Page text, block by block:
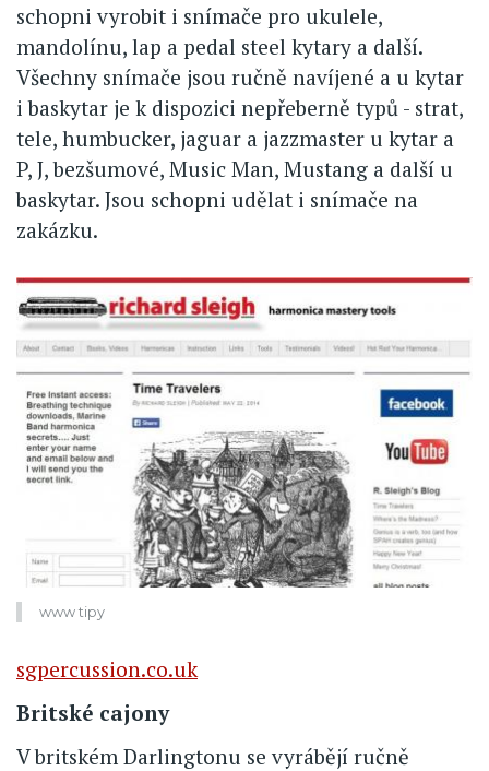
schopni vyrobit i snímače pro ukulele,
mandolínu, lap a pedal steel kytary a další.
Všechny snímače jsou ručně navíjené a u kytar
i baskytar je k dispozici nepřeberně typů - strat,
tele, humbucker, jaguar a jazzmaster u kytar a
P, J, bezšumové, Music Man, Mustang a další u
baskytar. Jsou schopni udělat i snímače na
zakázku.
www tipy
sgpercussion.co.uk
Britské cajony
V britském Darlingtonu se vyrábějí ručně